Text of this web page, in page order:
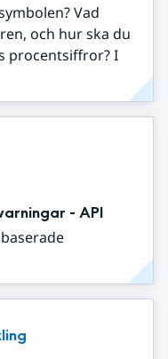
Vad
och hur ska du
procentsiffror? I
- API